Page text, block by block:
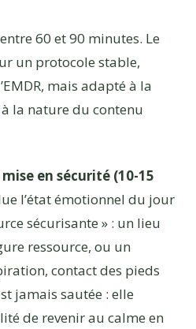
60 et 90 minutes. Le
un protocole stable,
mais adapté à la
la nature du contenu
en sécurité (10-15
l’état émotionnel du jour
sécurisante » : un lieu
ressource, ou un
contact des pieds
jamais sautée : elle
de revenir au calme en